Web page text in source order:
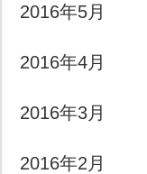
2016年5月
2016年4月
2016年3月
2016年2月